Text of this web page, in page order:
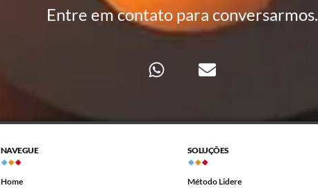
Entre em contato para conversarmos.
NAVEGUE
Home
SOLUÇÕES
Método Lidere